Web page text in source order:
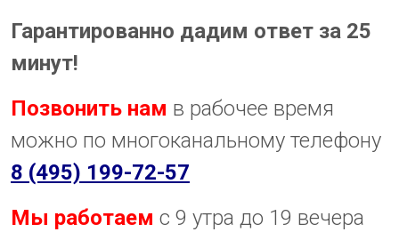
Гарантированно дадим ответ за 25
минут!
Позвонить нам в рабочее время
можно по многоканальному телефону
8 (495) 199-72-57
Мы работаем с 9 утра до 19 вечера